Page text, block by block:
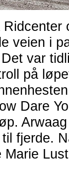
veien i
var
på
Dare
fjerde.
Marie